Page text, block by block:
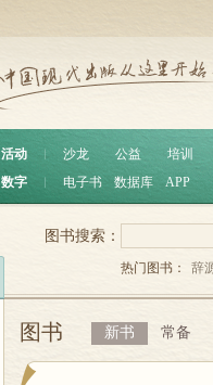
活动 沙龙 公益
培训
数字
电子书 数据库 APP
图书搜索：
热门图书： 辞
图书 新书 常备